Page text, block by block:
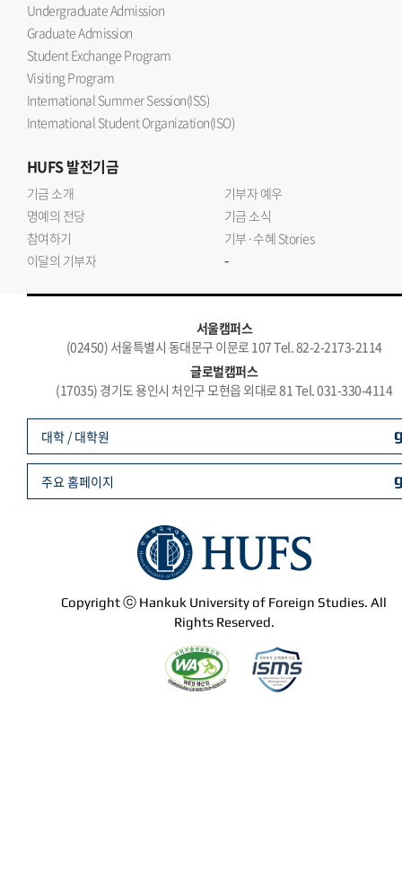
Undergraduate Admission
Graduate Admission
Student Exchange Program
Visiting Program
International Summer Session(ISS)
International Student Organization(ISO)
HUFS발전기금
기금 소개
기부자 예우
명예의 전당
기금 소식
참여하기
기부·수혜 Stories
이달의 기부자
-
서울캠퍼스
(02450) 서울특별시 동대문구 이문로 107 Tel. 82-2-2173-2114
글로벌캠퍼스
(17035) 경기도 용인시 처인구 모현읍 외대로 81 Tel. 031-330-4114
Copyright ⓒ Hankuk University of Foreign Studies. All
Rights Reserved.
대학 / 대학원
주요 홈페이지